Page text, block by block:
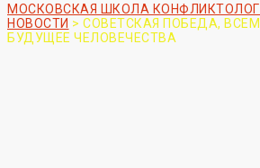
МОСКОВСКАЯ ШКОЛА
НОВОСТИ > СОВЕТСКАЯ ПОБЕДА,
БУДУЩЕЕ ЧЕЛОВЕЧЕСТВА